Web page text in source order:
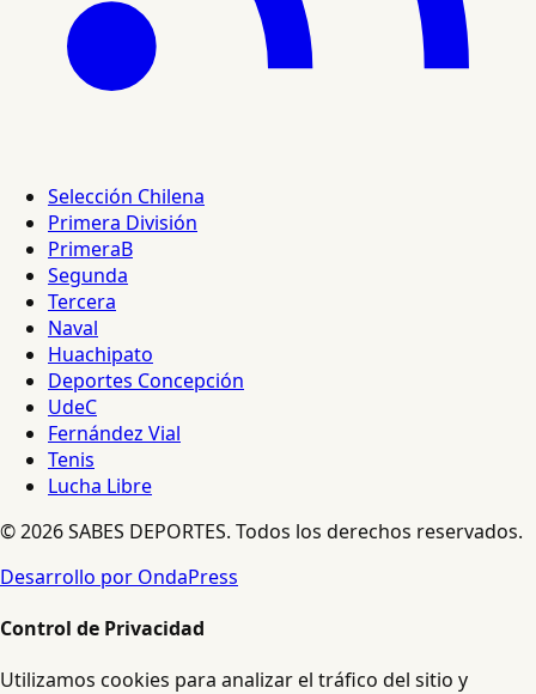
Selección Chilena
Primera División
PrimeraB
Segunda
Tercera
Naval
Huachipato
Deportes Concepción
UdeC
Fernández Vial
Tenis
Lucha Libre
© 2026 SABES DEPORTES. Todos los derechos reservados.
Desarrollo por OndaPress
Control de Privacidad
Utilizamos cookies para analizar el tráfico del sitio y